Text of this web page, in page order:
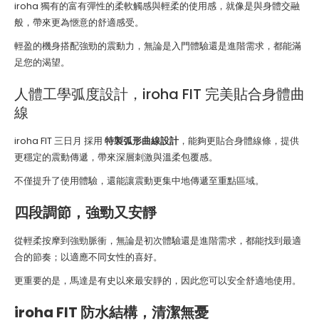
iroha 獨有的富有彈性的柔軟觸感與輕柔的使用感，就像是與身體交融
般，帶來更為愜意的舒適感受。
輕盈的機身搭配強勁的震動力，無論是入門體驗還是進階需求，都能滿
足您的渴望。
人體工學弧度設計，iroha FIT 完美貼合身體曲
線
iroha FIT 三日月 採用 特製弧形曲線設計，能夠更貼合身體線條，提供
更穩定的震動傳遞，帶來深層刺激與溫柔包覆感。
不僅提升了使用體驗，還能讓震動更集中地傳遞至重點區域。
四段調節，強勁又安靜
從輕柔按摩到強勁脈衝，無論是初次體驗還是進階需求，都能找到最適
合的節奏；以適應不同女性的喜好。
更重要的是，馬達是有史以來最安靜的，因此您可以安全舒適地使用。
iroha FIT 防水結構，清潔無憂